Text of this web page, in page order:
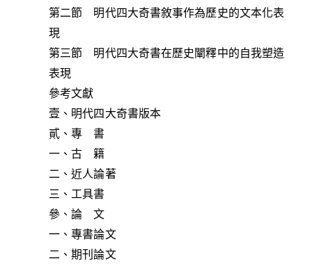
第二節 明代四大奇書敘事作為歷史的文本化表
現
第三節 明代四大奇書在歷史闡釋中的自我塑造
表現
參考文獻
壹、明代四大奇書版本
貳、專 書
一、古 籍
二、近人論著
三、工具書
參、論 文
一、專書論文
二、期刊論文